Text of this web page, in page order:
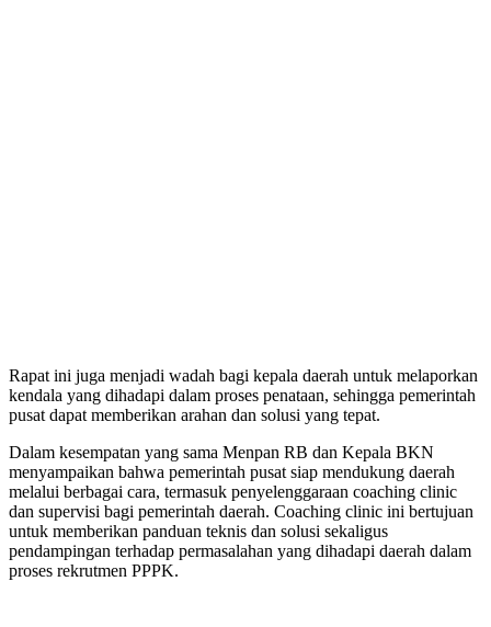
Rapat ini juga menjadi wadah bagi kepala daerah untuk melaporkan
kendala yang dihadapi dalam proses penataan, sehingga pemerintah
pusat dapat memberikan arahan dan solusi yang tepat.
Dalam kesempatan yang sama Menpan RB dan Kepala BKN
menyampaikan bahwa pemerintah pusat siap mendukung daerah
melalui berbagai cara, termasuk penyelenggaraan coaching clinic
dan supervisi bagi pemerintah daerah. Coaching clinic ini bertujuan
untuk memberikan panduan teknis dan solusi sekaligus
pendampingan terhadap permasalahan yang dihadapi daerah dalam
proses rekrutmen PPPK.